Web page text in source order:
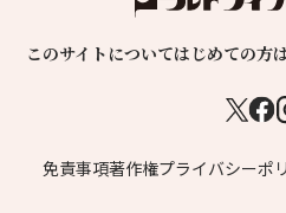
このサイトについてはじめての方
免責事項著作権プライバシーポ